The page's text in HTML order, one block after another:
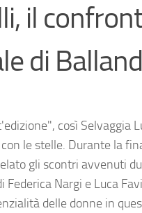
il
di
così Selvaggia
le stelle. Durante la
gli scontri avvenuti
Nargi e Luca
delle donne in